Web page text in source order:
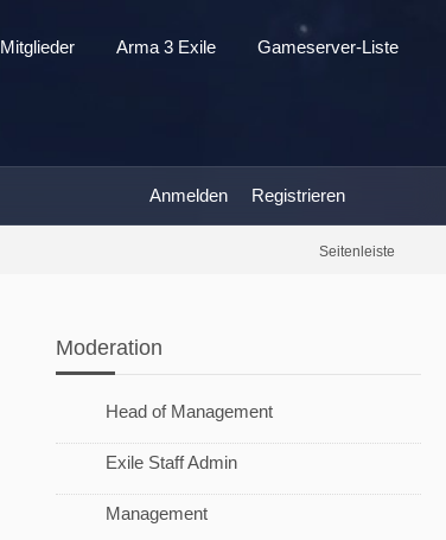
Mitglieder Arma 3 Exile Gameserver-Liste
Anmelden Registrieren
Seitenleiste
Moderation
Head of Management
Exile Staff Admin
Management